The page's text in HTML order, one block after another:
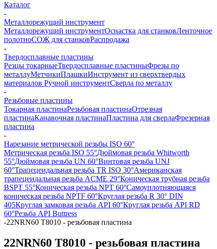
Каталог
-
Металлорежущий инструмент
Металлорежущий инструментОснастка для станковЛенточное
полотноСОЖ для станковРаспродажа
-
Твердосплавные пластины
Резцы токарныеТвердосплавные пластиныФрезы по
металлуМетчикиПлашкиИнструмент из сверхтвердых
материалов Ручной инструментСверла по металлу
-
Резьбовые пластины
Токарная пластинаРезьбовая пластинаОтрезная
пластинаКанавочная пластинаПластина для сверлаФрезерная
пластина
-
Нарезание метрической резьбы ISO 60°
Метрическая резьба ISO 55°Дюймовая резьба Whitworth
55°Дюймовая резьба UN 60°Винтовая резьба UNJ
60°Трапецеидальная резьба TR ISO 30°Американская
трапецеидальная резьба ACME 29°Коническая трубная резьба
BSPT 55°Коническая резьба NPT 60°Самоуплотняющаяся
коническая резьба NPTF 60°Круглая резьба R 30° DIN
405Круглая замковая резьба API 60°Круглая резьба API RD
60°Резьба API Buttress
-22NRN60 T8010 - резьбовая пластина
22NRN60 T8010 - резьбовая пластина